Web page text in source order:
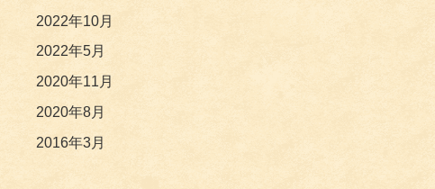
2022年10月
2022年5月
2020年11月
2020年8月
2016年3月